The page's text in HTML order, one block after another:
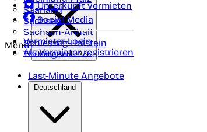
Saarland
Sachsen
Sachsen-Anhalt
Schleswig-Holstein
Thüringen
Unterkunft vermieten
Social Media
Vermieter-Login
Als Vermieter registrieren
Menü
Menü schließen
Last-Minute Angebote
Deutschland